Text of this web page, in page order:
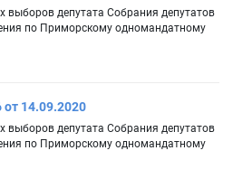
выборов депутата Собрания депутатов
по Приморскому одномандатному
14.09.2020
выборов депутата Собрания депутатов
по Приморскому одномандатному